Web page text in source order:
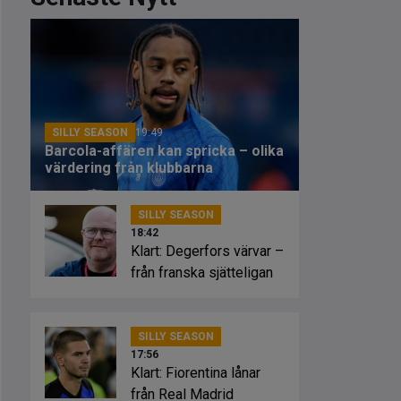
SILLY SEASON 19:49
Barcola-affären kan spricka – olika
värdering från klubbarna
SILLY SEASON
18:42
Klart: Degerfors värvar –
från franska sjätteligan
SILLY SEASON
17:56
Klart: Fiorentina lånar
från Real Madrid